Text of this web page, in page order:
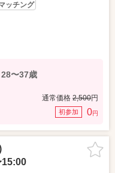
ッチング
28〜37歳
通常価格 2,500円
初参加 0円
15:00